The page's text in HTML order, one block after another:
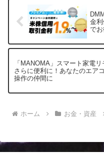
金
で
「MANOMA」スマート家電
さらに便利に！あなたのエア
操作の仲間に
ホーム お金・資産